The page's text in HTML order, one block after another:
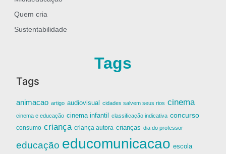
Quem cria
Sustentabilidade
Tags
Tags
animacao artigo audiovisual cidades salvem seus rios cinema
cinema e educação cinema infantil classificação indicativa concurso
consumo criança criança autora crianças dia do professor
educação educomunicacao escola